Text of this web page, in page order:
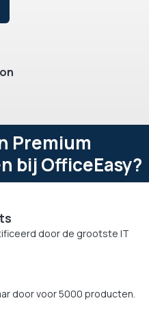
Premium
bij OfficeEasy?
door de grootste IT
door voor 5000 producten.